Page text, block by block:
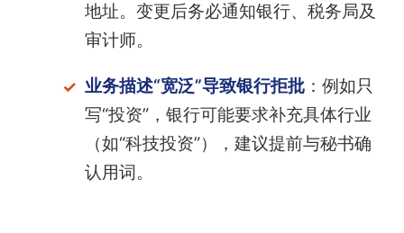
地址。变更后务必通知银行、税务局及
审计师。
业务描述“宽泛”导致银行拒批：例如只
写“投资”，银行可能要求补充具体行业
（如“科技投资”），建议提前与秘书确
认用词。